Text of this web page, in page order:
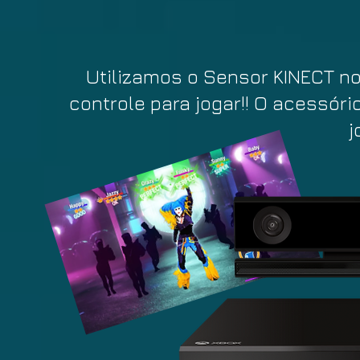
Utilizamos o Sensor KINECT
controle para jogar!! O